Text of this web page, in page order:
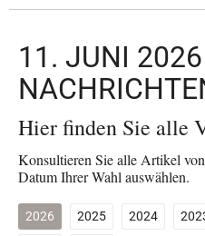
11. JUNI 2026
Hier finden Sie alle
Konsultieren Sie alle Artikel
Datum Ihrer Wahl auswählen.
2026 2025 2024